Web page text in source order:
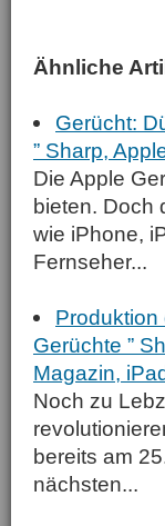
Ähnliche
Gerücht:
” Sharp,
Die Apple
bieten. Doch
wie iPhone,
Fernseher...
Produktion
Gerüchte ”
Magazin,
Noch zu
bereits am
nächsten...